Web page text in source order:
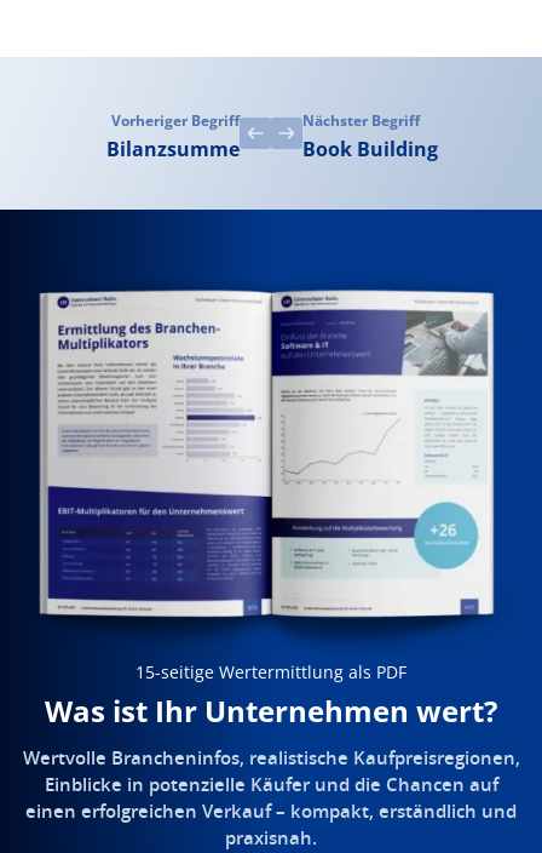
Vorheriger Begriff
Bilanzsumme
Nächster Begriff
Book Building
15-seitige Wertermittlung als PDF
Was ist Ihr Unternehmen wert?
Wertvolle Brancheninfos, realistische Kaufpreisregionen,
Einblicke in potenzielle Käufer und die Chancen auf
einen erfolgreichen Verkauf – kompakt, erständlich und
praxisnah.